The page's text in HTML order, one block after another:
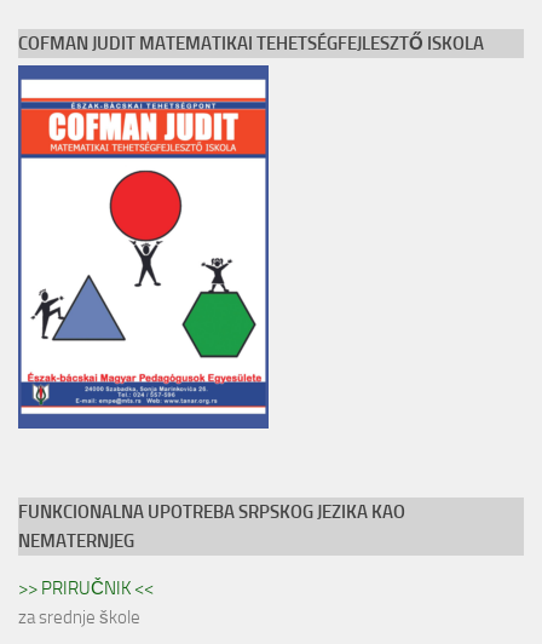
COFMAN JUDIT MATEMATIKAI TEHETSÉGFEJLESZTŐ ISKOLA
FUNKCIONALNA UPOTREBA SRPSKOG JEZIKA KAO
NEMATERNJEG
>> PRIRUČNIK <<
za srednje škole